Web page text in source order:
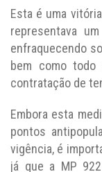
Esta é uma
representava
enfraquecendo
bem como
contratação de
Embora esta
pontos
vigência, é
já que a MP